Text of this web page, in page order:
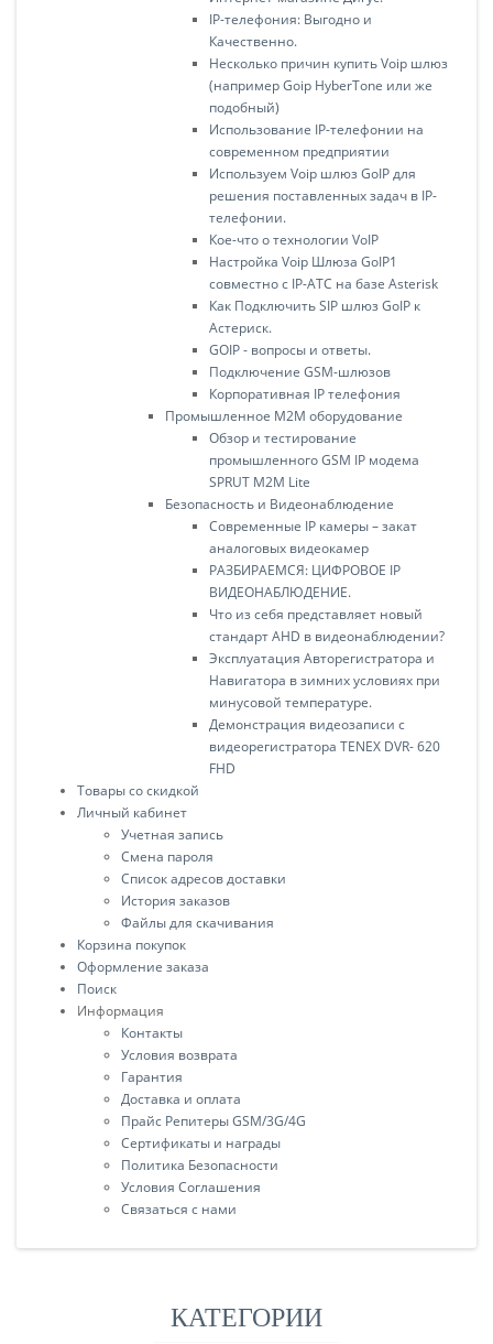
IP-телефония: Выгодно и
Качественно.
Несколько причин купить Voip шлюз
(например Goip HyberTone или же
подобный)
Использование IP-телефонии на
современном предприятии
Используем Voip шлюз GoIP для
решения поставленных задач в IP-
телефонии.
Кое-что о технологии VoIP
Настройка Voip Шлюза GoIP1
совместно с IP-АТС на базе Asterisk
Как Подключить SIP шлюз GoIP к
Астериск.
GOIP - вопросы и ответы.
Подключение GSM-шлюзов
Корпоративная IP телефония
Промышленное M2M оборудование
Обзор и тестирование
промышленного GSM IP модема
SPRUT M2M Lite
Безопасность и Видеонаблюдение
Современные IP камеры – закат
аналоговых видеокамер
РАЗБИРАЕМСЯ: ЦИФРОВОЕ IP
ВИДЕОНАБЛЮДЕНИЕ.
Что из себя представляет новый
стандарт AHD в видеонаблюдении?
Эксплуатация Авторегистратора и
Навигатора в зимних условиях при
минусовой температуре.
Демонстрация видеозаписи с
видеорегистратора TENEX DVR- 620
FHD
Товары со скидкой
Личный кабинет
Учетная запись
Смена пароля
Список адресов доставки
История заказов
Файлы для скачивания
Корзина покупок
Оформление заказа
Поиск
Информация
Контакты
Условия возврата
Гарантия
Доставка и оплата
Прайс Репитеры GSM/3G/4G
Сертификаты и награды
Политика Безопасности
Условия Соглашения
Связаться с нами
КАТЕГОРИИ